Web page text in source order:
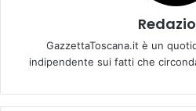
GazzettaToscana.it è un
indipendente sui fatti che